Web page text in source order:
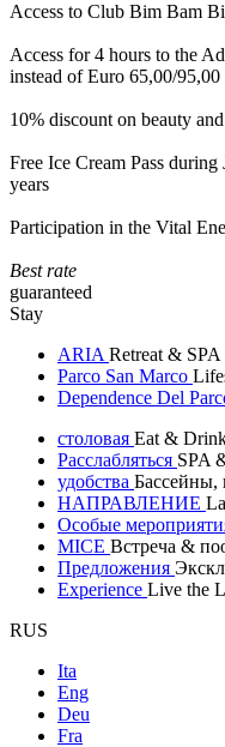
Access to Club Bim Bam
Access for 4 hours to the
instead of Euro 65,00/95,00
10% discount on beauty
Free Ice Cream Pass
years
Participation in the Vital
Best rate
guaranteed
Stay
ARIA Retreat & SPA
Parco San Marco
Dependence Del
столовая Eat &
Расслабляться SPA
удобства Бассейны,
НАПРАВЛЕНИЕ
Особые
MICE Встреча &
Предложения
Experience Live the
RUS
Ita
Eng
Deu
Fra